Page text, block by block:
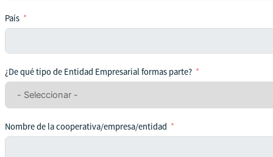
País
¿De qué tipo de Entidad Empresarial formas parte?
Nombre de la cooperativa/empresa/entidad